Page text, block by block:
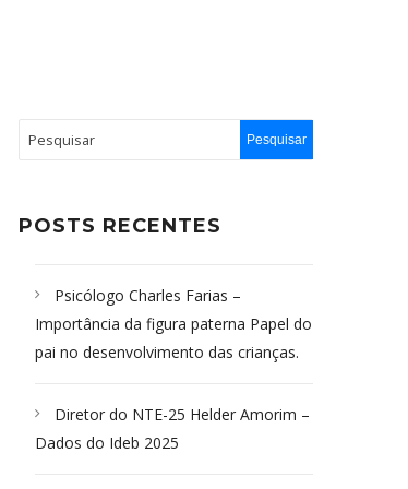
POSTS RECENTES
Psicólogo Charles Farias –
Importância da figura paterna Papel do
pai no desenvolvimento das crianças.
Diretor do NTE-25 Helder Amorim –
Dados do Ideb 2025